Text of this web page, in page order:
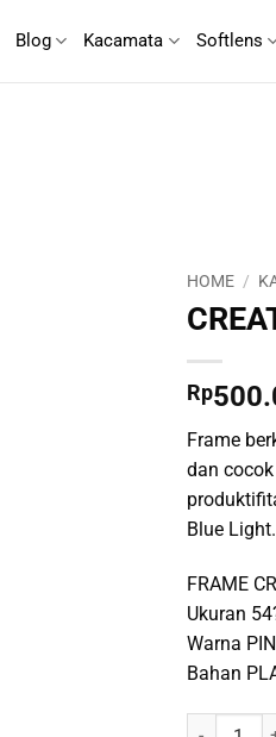
Blog Kacamata Softlens
HOME /
Rp
Frame
dan
Blue Light.
FRAME
Ukuran
Warna
Bahan
CREATIVE